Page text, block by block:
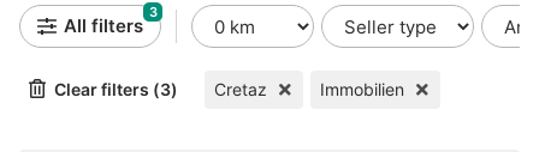
All filters
3
Clear filters (3) Cretaz Immobilien